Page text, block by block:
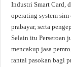
Industri Smart Card,
operating system
prabayar, serta
Selain itu Perseroan
mencakup jasa
rantai pasokan bagi